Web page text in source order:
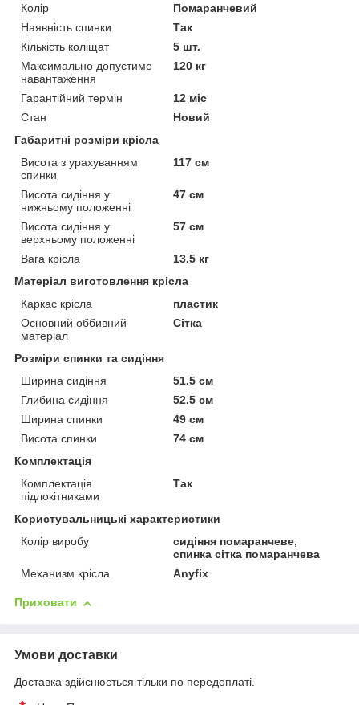
Колір
Помаранчевий
Наявність спинки
Так
Кількість коліщат
5 шт.
Максимально допустиме
навантаження
120 кг
Гарантійний термін
12 міс
Стан
Новий
Габаритні розміри крісла
Висота з урахуванням
спинки
117 см
Висота сидіння у
нижньому положенні
47 см
Висота сидіння у
верхньому положенні
57 см
Вага крісла
13.5 кг
Матеріал виготовлення крісла
Каркас крісла
пластик
Основний оббивний
матеріал
Сітка
Розміри спинки та сидіння
Ширина сидіння
51.5 см
Глибина сидіння
52.5 см
Ширина спинки
49 см
Висота спинки
74 см
Комплектація
Комплектація
підлокітниками
Так
Користувальницькі характеристики
Колір виробу
сидіння помаранчеве,
спинка сітка помаранчева
Механизм крісла
Anyfix
Приховати
Умови доставки
Доставка здійснюється тільки по передоплаті.